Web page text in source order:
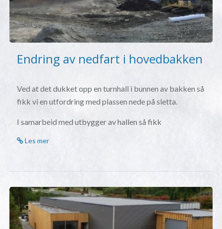
Endring av nedfart i hovedbakken
Ved at det dukket opp en turnhall i bunnen av bakken så
fikk vi en utfordring med plassen nede på sletta.
I samarbeid med utbygger av hallen så fikk
Les mer